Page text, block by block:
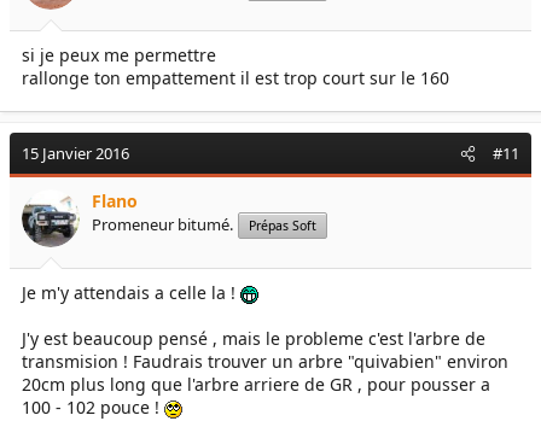
si je peux me permettre
rallonge ton empattement il est trop court sur le 160
15 Janvier 2016 #11
Flano
Promeneur bitumé. Prépas Soft
Je m'y attendais a celle la !
J'y est beaucoup pensé , mais le probleme c'est l'arbre de
transmision ! Faudrais trouver un arbre "quivabien" environ
20cm plus long que l'arbre arriere de GR , pour pousser a
100 - 102 pouce !